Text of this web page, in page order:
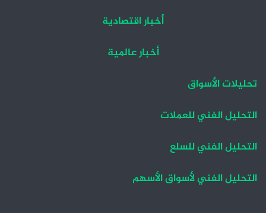
أخبار اقتصادية
أخبار عالمية
تحليلات الأسواق
التحليل الفني للعملات
التحليل الفني للسلع
التحليل الفني لأسواق الأسهم